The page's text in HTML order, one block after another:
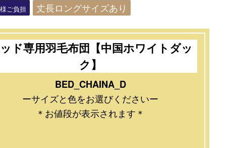
ご負担 丈長ロングサイズあり
ド専用羽毛布団【中国ホワイトダッ
ク】
BED_CHAINA_D
ーサイズと色をお選びくださいー
＊お値段が表示されます＊